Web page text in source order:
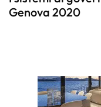
Genova 2020